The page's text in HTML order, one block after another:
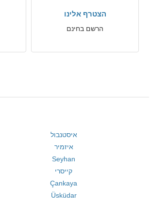
הצטרף אלינו
הרשם בחינם
איסטנבול
איזמיר
Seyhan
קייסרי
Çankaya
Üsküdar